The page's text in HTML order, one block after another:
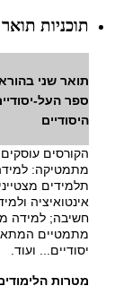
תוכניות
תואר שני
ספר העל-
היסודיים
הקורסים
מתמטיקה:
תלמידים
אינטואיציה
חשיבה; למידה
מתמטיים
יסודיים... ועוד.
מטרות